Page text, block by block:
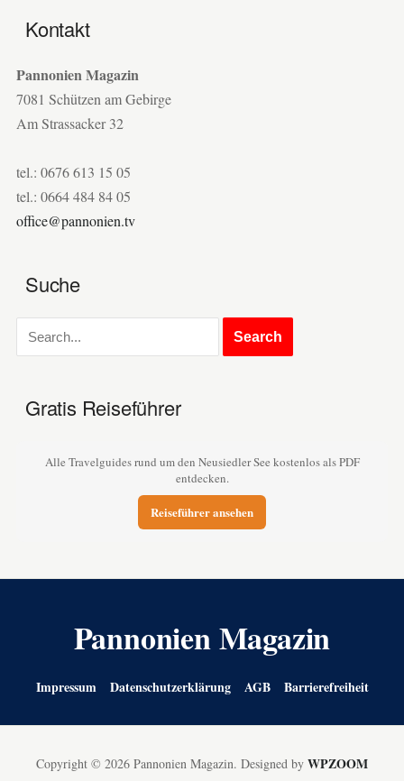
Kontakt
Pannonien Magazin
7081 Schützen am Gebirge
Am Strassacker 32
tel.: 0676 613 15 05
tel.: 0664 484 84 05
office@pannonien.tv
Suche
Gratis Reiseführer
Alle Travelguides rund um den Neusiedler See kostenlos als PDF
entdecken.
Reiseführer ansehen
Pannonien Magazin
Impressum Datenschutzerklärung AGB Barrierefreiheit
Copyright © 2026 Pannonien Magazin. Designed by WPZOOM